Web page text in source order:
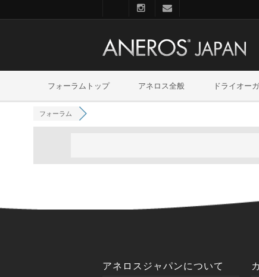
フォーラムトップ アネロス全般 ドライオー
フォーラム
アネロスジャパンについて